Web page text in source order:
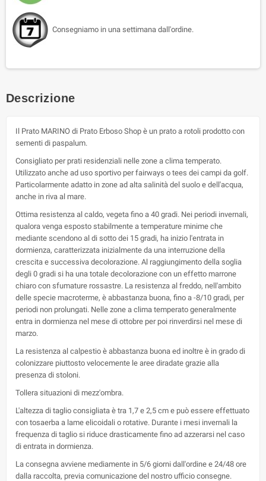
Consegniamo in una settimana dall'ordine.
Descrizione
Il Prato MARINO di Prato Erboso Shop è un prato a rotoli prodotto con
sementi di paspalum.
Consigliato per prati residenziali nelle zone a clima temperato.
Utilizzato anche ad uso sportivo per fairways o tees dei campi da golf.
Particolarmente adatto in zone ad alta salinità del suolo e dell'acqua,
anche in riva al mare.
Ottima resistenza al caldo, vegeta fino a 40 gradi. Nei periodi invernali,
qualora venga esposto stabilmente a temperature minime che
mediante scendono al di sotto dei 15 gradi, ha inizio l'entrata in
dormienza, caratterizzata inizialmente da una interruzione della
crescita e successiva decolorazione. Al raggiungimento della soglia
degli 0 gradi si ha una totale decolorazione con un effetto marrone
chiaro con sfumature rossastre. La resistenza al freddo, nell'ambito
delle specie macroterme, è abbastanza buona, fino a -8/10 gradi, per
periodi non prolungati. Nelle zone a clima temperato generalmente
entra in dormienza nel mese di ottobre per poi rinverdirsi nel mese di
marzo.
La resistenza al calpestio è abbastanza buona ed inoltre è in grado di
colonizzare piuttosto velocemente le aree diradate grazie alla
presenza di stoloni.
Tollera situazioni di mezz'ombra.
L'altezza di taglio consigliata è tra 1,7 e 2,5 cm e può essere effettuato
con tosaerba a lame elicoidali o rotative. Durante i mesi invernali la
frequenza di taglio si riduce drasticamente fino ad azzerarsi nel caso
di entrata in dormienza.
La consegna avviene mediamente in 5/6 giorni dall'ordine e 24/48 ore
dalla raccolta, previa comunicazione del nostro ufficio consegne.